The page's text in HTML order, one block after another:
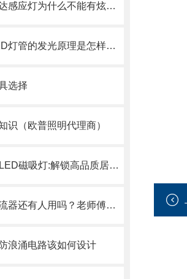
车库LED雷达感应灯为什么不能有炫光？
内置电源LED灯管的发光原理是怎样的？
选择
识（欧普照明代理商）
飞利浦48V LED磁吸灯:解锁高品质居家光影新体验
铜线电感镇流器还有人用吗？老师傅说出真相：这3个场景它依然是王！
浪涌电路该如何设计